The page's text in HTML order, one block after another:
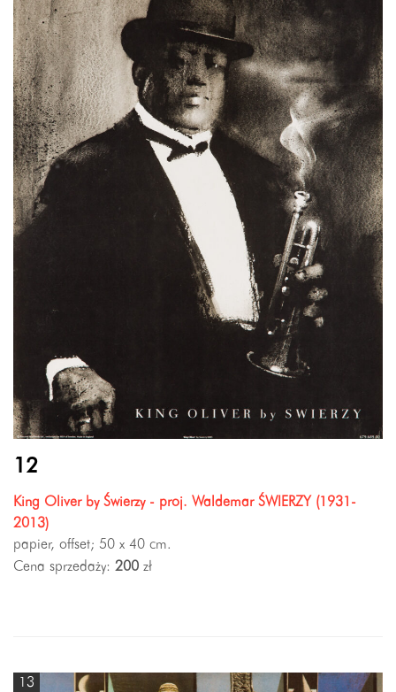
12
King Oliver by Świerzy - proj. Waldemar ŚWIERZY (1931-
2013)
papier, offset; 50 x 40 cm.
Cena sprzedaży: 200 zł
13